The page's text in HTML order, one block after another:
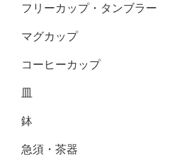
フリーカップ・タンブラー
マグカップ
コーヒーカップ
皿
鉢
急須・茶器